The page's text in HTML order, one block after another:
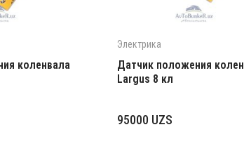
коленвала
Электрика
Датчик положения
Largus 8 кл
95000 UZS